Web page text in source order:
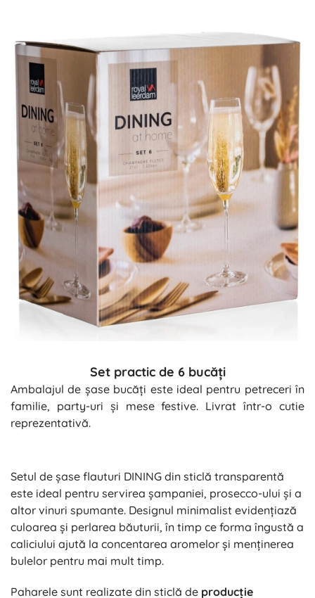
Set practic de 6 bucăți
Ambalajul de șase bucăți este ideal pentru petreceri în
familie, party-uri și mese festive. Livrat într-o cutie
reprezentativă.
Setul de șase flauturi DINING din sticlă transparentă
este ideal pentru servirea șampaniei, prosecco-ului și a
altor vinuri spumante. Designul minimalist evidențiază
culoarea și perlarea băuturii, în timp ce forma îngustă a
caliciului ajută la concentarea aromelor și menținerea
bulelor pentru mai mult timp.
Paharele sunt realizate din sticlă de producție